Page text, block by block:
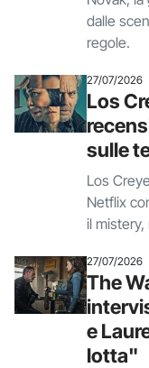
dalle
regole.
27/07/2026
Los
sulle
Los
Netflix
il
27/07/2026
The
e
lotta"